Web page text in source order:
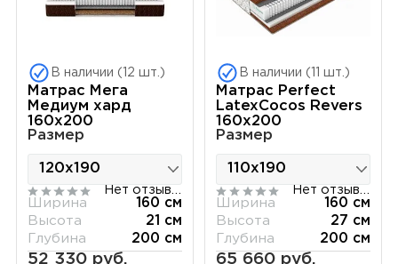
В наличии (12 шт.)
Матрас Мега
Медиум хард
160х200
Размер
Ширина
160 см
Высота
21 см
Глубина
200 см
52 330 руб.
В наличии (11 шт.)
Матрас Perfect
LatexCocos Revers
160х200
Размер
Ширина
160 см
Высота
27 см
Глубина
200 см
65 660 руб.